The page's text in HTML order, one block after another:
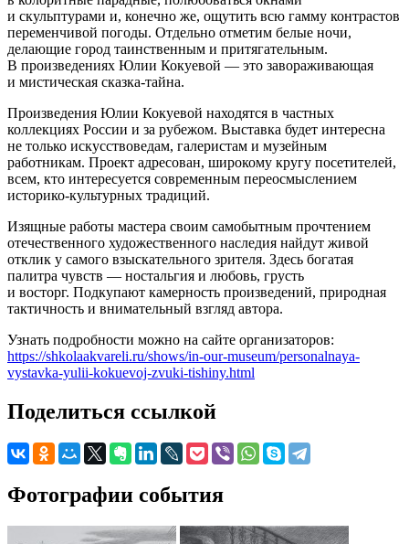
и скульптурами и, конечно же, ощутить всю гамму контрастов
переменчивой погоды. Отдельно отметим белые ночи,
делающие город таинственным и притягательным.
В произведениях Юлии Кокуевой — это завораживающая
и мистическая сказка-тайна.
Произведения Юлии Кокуевой находятся в частных
коллекциях России и за рубежом. Выставка будет интересна
не только искусствоведам, галеристам и музейным
работникам. Проект адресован, широкому кругу посетителей,
всем, кто интересуется современным переосмыслением
историко-культурных традиций.
Изящные работы мастера своим самобытным прочтением
отечественного художественного наследия найдут живой
отклик у самого взыскательного зрителя. Здесь богатая
палитра чувств — ностальгия и любовь, грусть
и восторг. Подкупают камерность произведений, природная
тактичность и внимательный взгляд автора.
Узнать подробности можно на сайте организаторов:
https://shkolaakvareli.ru/shows/in-our-museum/personalnaya-
vystavka-yulii-kokuevoj-zvuki-tishiny.html
Поделиться ссылкой
Фотографии события